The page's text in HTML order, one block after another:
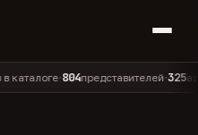
•804представителей•325